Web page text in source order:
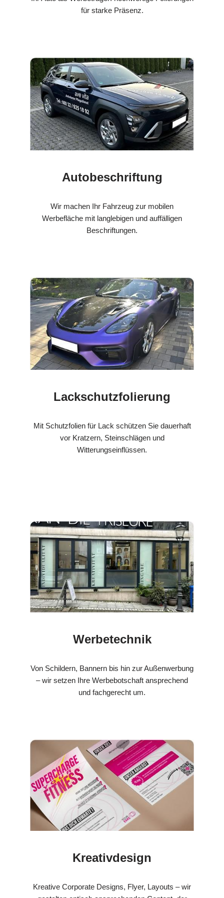
für starke Präsenz.
Autobeschriftung
Wir machen Ihr Fahrzeug zur mobilen
Werbefläche mit langlebigen und auffälligen
Beschriftungen.
Lackschutzfolierung
Mit Schutzfolien für Lack schützen Sie dauerhaft
vor Kratzern, Steinschlägen und
Witterungseinflüssen.
Werbetechnik
Von Schildern, Bannern bis hin zur Außenwerbung
– wir setzen Ihre Werbebotschaft ansprechend
und fachgerecht um.
Kreativdesign
Kreative Corporate Designs, Flyer, Layouts – wir